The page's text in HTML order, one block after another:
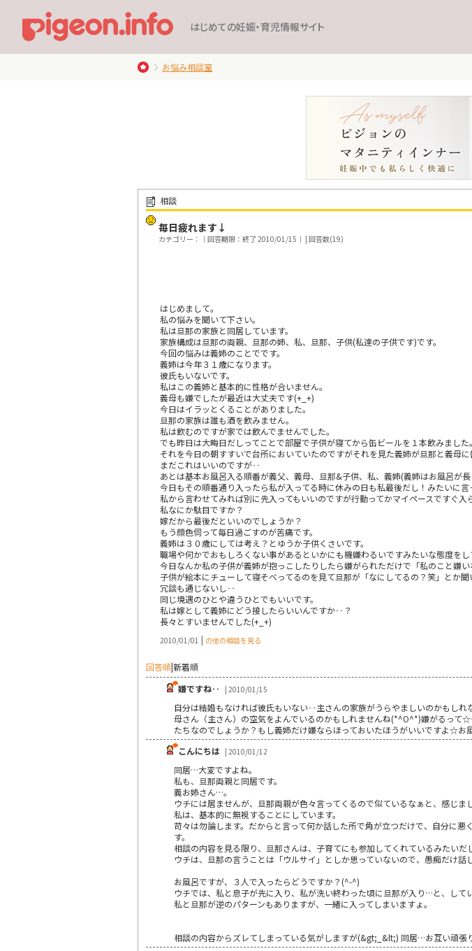
はじめての妊娠・育児情報サイト
お悩み相談室
相談
毎日疲れます↓
カテゴリー：｜回答期限：終了 2010/01/15｜ | 回答数(19)
はじめまして。
私の悩みを聞いて下さい。
私は旦那の家族と同居しています。
家族構成は旦那の両親、旦那の姉、私、旦那、子供(私達の子供です)です。
今回の悩みは義姉のことでです。
義姉は今年３１歳になります。
彼氏もいないです。
私はこの義姉と基本的に性格が合いません。
義母も嫌でしたが最近は大丈夫です(+_+)
今日はイラッとくることがありました。
旦那の家族は誰も酒を飲みません。
私は飲むのですが家では飲んでませんでした。
でも昨日は大晦日だしってことで部屋で子供が寝てから缶ビールを１本飲みました。
それを今日の朝すすいで台所においていたのですがそれを見た義姉が旦那と義母
まだこれはいいのですが‥
あとは基本お風呂入る順番が義父、義母、旦那&子供、私、義姉(義姉はお風呂が
今日もその順番通り入ったら私が入ってる時に休みの日も私最後だし！みたいに言
私から言わせてみれば別に先入ってもいいのですが行動ってかマイペースですぐ入
私なにか駄目ですか？
嫁だから最後だといいのでしょうか？
もう顔色伺って毎日過ごすのが苦痛です。
義姉は３０歳にしては考え？とゆうか子供くさいです。
職場や何かでおもしろくない事があるといかにも機嫌わるいですみたいな態度をし
今日なんか私の子供が義姉が抱っこしたりしたら嫌がられただけで「私のこと嫌
子供が絵本にチューして寝そべってるのを見て旦那が「なにしてるの？笑」とか
冗談も通じないし‥
同じ境遇のひとや違うひとでもいいです。
私は嫁として義姉にどう接したらいいんですか‥？
長々とすいませんでした(+_+)
2010/01/01 | の他の相談を見る
回答順|新着順
嫌ですね‥
| 2010/01/15
自分は結婚もなければ彼氏もいない‥主さんの家族がうらやましいのかもし
母さん（主さん）の空気をよんでいるのかもしれませんね(*^O^*)嫌がるっ
たちなのでしょうか？もし義姉だけ嫌ならほっておいたほうがいいですよ☆
こんにちは | 2010/01/12
同居…大変ですよね。
私も、旦那両親と同居です。
義お姉さん…。
ウチには居ませんが、旦那両親が色々言ってくるので似ているなぁと、感じまし
私は、基本的に無視することにしています。
苛々は勿論します。だからと言って何か話した所で角が立つだけで、自分に
す。
相談の内容を見る限り、旦那さんは、子育てにも参加してくれているみたい
ウチは、旦那の言うことは「ウルサイ」としか思っていないので、愚痴だけ話
お風呂ですが、３人で入ったらどうですか？(^-^)
ウチでは、私と息子が先に入り、私が洗い終わった頃に旦那が入り…と、してい
私と旦那が逆のパターンもありますが、一緒に入ってしまいますょ。
相談の内容からズレてしまっている気がしますが(&gt;_&lt;) 同居…お互い頑張